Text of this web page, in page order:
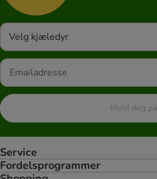
Velg kjæledyr
Meld deg på
Service
Fordelsprogrammer